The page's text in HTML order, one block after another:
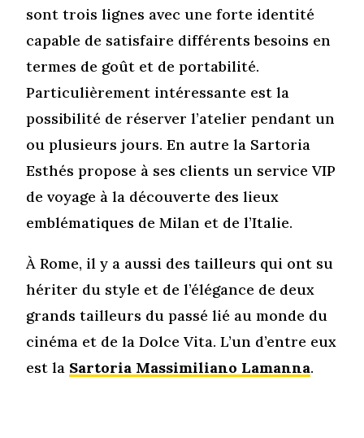
sont trois lignes avec une forte identité
capable de satisfaire différents besoins en
termes de goût et de portabilité.
Particulièrement intéressante est la
possibilité de réserver l’atelier pendant un
ou plusieurs jours. En autre la Sartoria
Esthés propose à ses clients un service VIP
de voyage à la découverte des lieux
emblématiques de Milan et de l’Italie.
À Rome, il y a aussi des tailleurs qui ont su
hériter du style et de l’élégance de deux
grands tailleurs du passé lié au monde du
cinéma et de la Dolce Vita. L’un d’entre eux
est la Sartoria Massimiliano Lamanna.